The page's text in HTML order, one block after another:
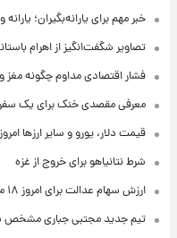
خبر مهم برای یارانه‌بگیران؛
تصاویر شگفت‌انگیز از اهرام
فشار اقتصادی مداوم چگونه مغز و
معرفی مقصدی خنک برای یک سفر
قیمت دلار، یورو و سایر ارزها امروز ۱۸ مردادماه ۱۴۰۵ + جدول
شرط نتانیاهو برای خروج از غزه
ارزش سهام عدالت برای امروز ۱۸ مرداد ۱۴۰۵ + جدول
تیم جدید مجتبی جباری مشخص